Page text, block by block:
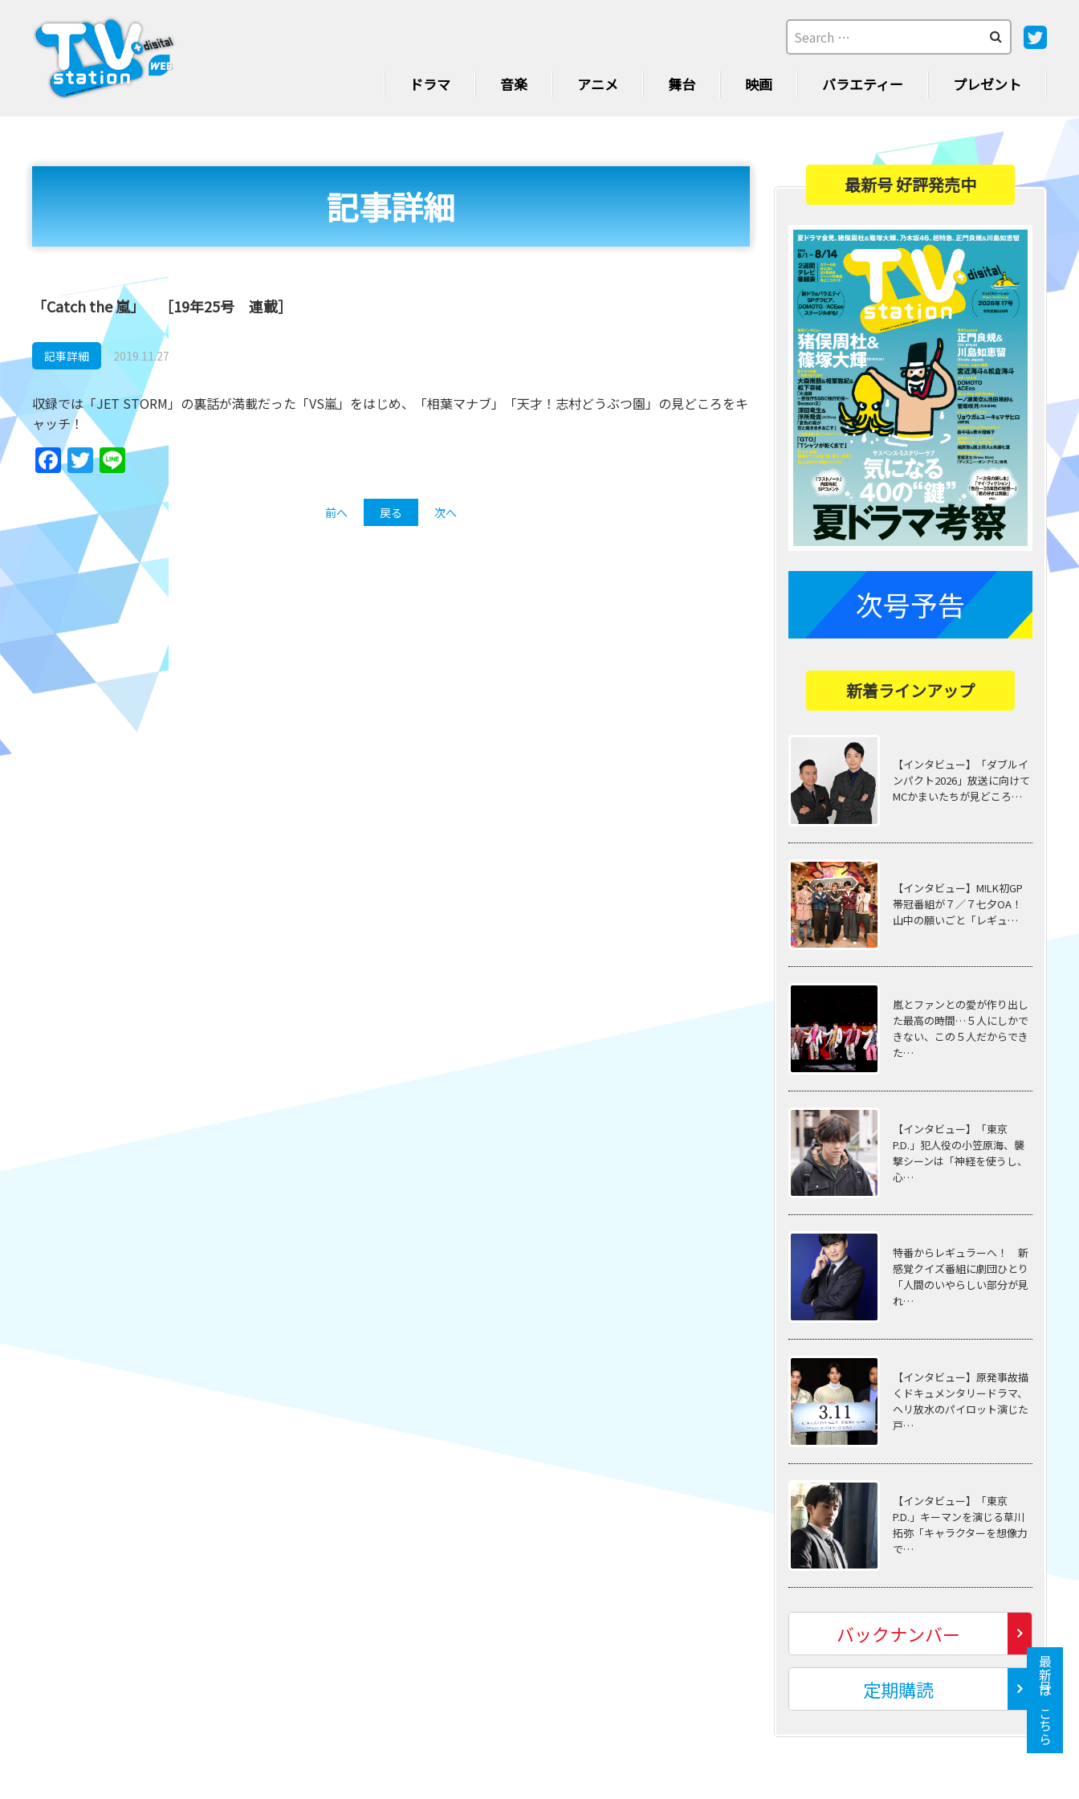
ドラマ 音楽 アニメ 舞台 映画 バラエティー プレゼント
記事詳細
「Catch the 嵐」 ［19年25号 連載］
記事詳細 2019.11.27
収録では「JET STORM」の裏話が満載だった「VS嵐」をはじめ、「相葉マナブ」「天才！志村どうぶつ園」の見どころをキ
ャッチ！
Facebook
Twitter
Line
前へ 戻る 次へ
最新号 好評発売中
次号予告
新着ラインアップ
【インタビュー】「ダブルイ
ンパクト2026」放送に向けて
MCかまいたちが見どころ…
【インタビュー】M!LK初GP
帯冠番組が７／７七夕OA！
山中の願いごと「レギュ…
嵐とファンとの愛が作り出し
た最高の時間…５⼈にしかで
きない、この５⼈だからでき
た…
【インタビュー】「東京
P.D.」犯人役の小笠原海、襲
撃シーンは「神経を使うし、
心…
特番からレギュラーへ！ 新
感覚クイズ番組に劇団ひとり
「人間のいやらしい部分が見
れ…
【インタビュー】原発事故描
くドキュメンタリードラマ、
ヘリ放水のパイロット演じた
戸…
【インタビュー】「東京
P.D.」キーマンを演じる草川
拓弥「キャラクターを想像力
で…
バックナンバー
定期購読 最新号はこちら